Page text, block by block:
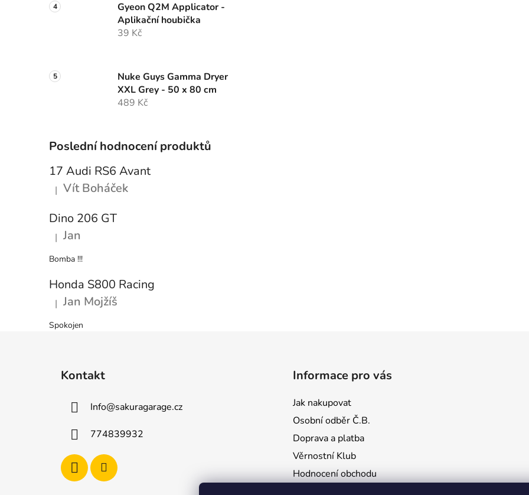
Gyeon Q2M Applicator -
Aplikační houbička
39 Kč
Nuke Guys Gamma Dryer
XXL Grey - 50 x 80 cm
489 Kč
Poslední hodnocení produktů
17 Audi RS6 Avant
Hodnocení produktu je 5 z 5 hvězdiček.
| Vít Boháček
Dino 206 GT
Hodnocení produktu je 5 z 5 hvězdiček.
| Jan
Bomba !!!
Honda S800 Racing
Hodnocení produktu je 5 z 5 hvězdiček.
| Jan Mojžíš
Spokojen
Kontakt
Info@sakuragarage.cz
774839932
Informace pro vás
Jak nakupovat
Osobní odběr Č.B.
Doprava a platba
Věrnostní Klub
Hodnocení obchodu